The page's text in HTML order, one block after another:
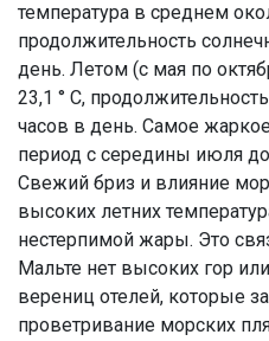
температура в среднем
продолжительность
день. Летом (с мая по
23,1 ° С,
часов в день. Самое
период с середины июля
Свежий бриз и влияние
высоких летних
нестерпимой жары. Это
Мальте нет высоких гор
верениц отелей, которые
проветривание морских